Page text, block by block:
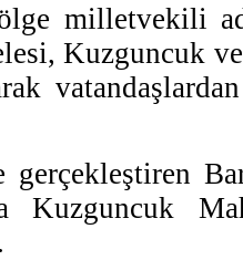
milletvekili
Kuzguncuk
Kuzguncuk